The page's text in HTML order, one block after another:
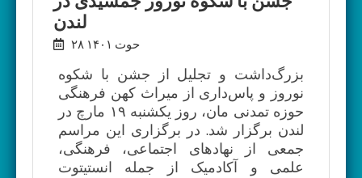
لندن
۲۸ حوت ۱۴۰۱
بزرگ‌داشت و تجلیل از جشن با شکوه
نوروز و‌ پاس‌داری از میراث کهن فرهنگی
حوزه تمدنی مان، روز یکشنبه ۱۹ مارچ در
لندن برگزار شد. در برگزاری این مراسم
جمعی از نهادهای اجتماعی، فرهنگی،
علمی و آکادمیک از جمله انستیتوت